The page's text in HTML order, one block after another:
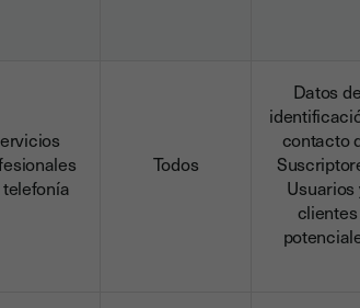
Todos
Datos de
contacto
Usuarios
clientes